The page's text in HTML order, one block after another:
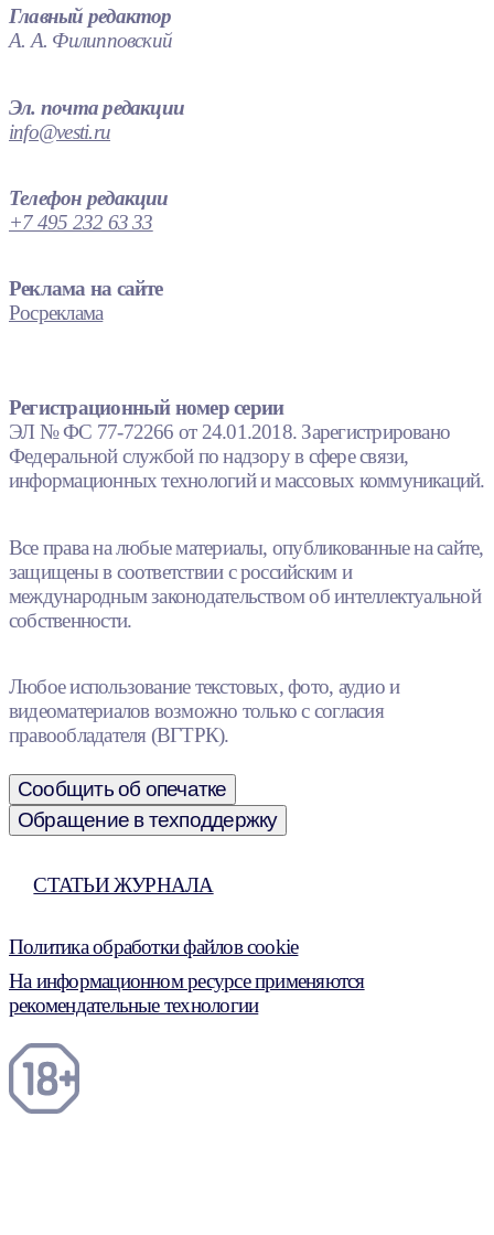
Главный редактор
А. А. Филипповский
Эл. почта редакции
info@vesti.ru
Телефон редакции
+7 495 232 63 33
Реклама на сайте
Росреклама
Регистрационный номер серии
ЭЛ № ФС 77-72266 от 24.01.2018. Зарегистрировано
Федеральной службой по надзору в сфере связи,
информационных технологий и массовых коммуникаций.
Все права на любые материалы, опубликованные на сайте,
защищены в соответствии с российским и
международным законодательством об интеллектуальной
собственности.
Любое использование текстовых, фото, аудио и
видеоматериалов возможно только с согласия
правообладателя (ВГТРК).
Сообщить об опечатке
Обращение в техподдержку
СТАТЬИ ЖУРНАЛА
Политика обработки файлов cookie
На информационном ресурсе применяются
рекомендательные технологии